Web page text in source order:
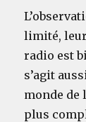
limité,
radio est
s’agit
monde de
plus